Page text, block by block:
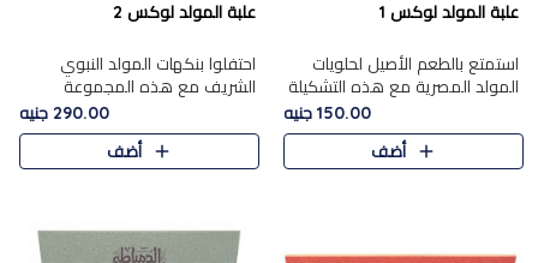
علبة المولد لوكس 1
استمتع بالطعم الأصيل لحلويات
المولد المصرية مع هذه التشكيلة
المختارة بعناية من 9 قطع. تتضمن
التشكيلة جوزرية مع فول،ملبان
150.00 جنيه
أضف
علبة المولد لوكس 2
احتفلوا بنكهات المولد النبوي
الشريف مع هذه المجموعة
الفاخرة المكونة من 19 قطعة،
والتي تم اختيارها بعناية فائقة لتُبرز
تشكيلة واسعة من الحلويات
290.00 جنيه
أضف